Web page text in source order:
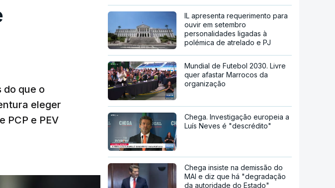
do que o
eleger
PCP e PEV
IL apresenta requerimento para
ouvir em setembro
personalidades ligadas à
polémica de atrelado e PJ
Mundial de Futebol 2030. Livre
quer afastar Marrocos da
organização
Chega. Investigação europeia a
Luís Neves é "descrédito"
Chega insiste na demissão do
MAI e diz que há "degradação
da autoridade do Estado"